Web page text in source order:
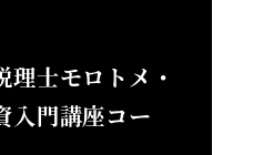
理士モロトメ・
入門講座コー